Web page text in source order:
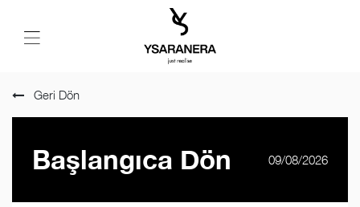
Geri Dön
Başlangıca Dön 09/08/2026